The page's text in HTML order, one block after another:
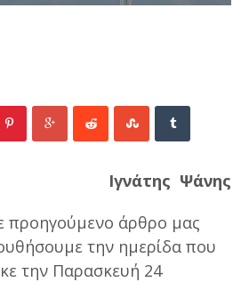
Ιγνάτης Ψάνης
προηγούμενο άρθρο μας
την ημερίδα που
την Παρασκευή 24